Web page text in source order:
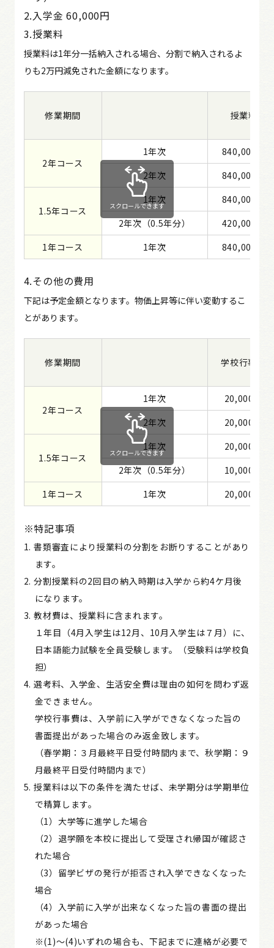
2.入学金 60,000円
3.授業料
授業料は1年分一括納入される場合、分割で納入されるよ
りも2万円減免された金額になります。
修業期間 授業料
2年コース
1年次
840,000円
2年次
840,000円
1.5年コース
1年次
840,000円
2年次（0.5年分）
420,000円
1年コース
1年次 840,000円
スクロールできます
4.その他の費用
下記は予定金額となります。物価上昇等に伴い変動するこ
とがあります。
修業期間 学校行事費
2年コース
1年次
20,000円
2年次
20,000円
1.5年コース
1年次
20,000円
2年次（0.5年分）
10,000円
1年コース
1年次 20,000円
スクロールできます
※特記事項
書類審査により授業料の分割をお断りすることがあり
ます。
分割授業料の2回目の納入時期は入学から約4ケ月後
になります。
教材費は、授業料に含まれます。
１年目（4月入学生は12月、10月入学生は７月）に、
日本語能力試験を全員受験します。（受験料は学校負
担）
選考料、入学金、生活安全費は理由の如何を問わず返
金できません。
学校行事費は、入学前に入学ができなくなった旨の
書面提出があった場合のみ返金致します。
（春学期：３月最終平日受付時間内まで、秋学期：９
月最終平日受付時間内まで）
授業料は以下の条件を満たせば、未学期分は学期単位
で精算します。
（1）大学等に進学した場合
（2）退学願を本校に提出して受理され帰国が確認さ
れた場合
（3）留学ビザの発行が拒否され入学できなくなった
場合
（4）入学前に入学が出来なくなった旨の書面の提出
があった場合
※(1)～(4)いずれの場合も、下記までに連絡が必要で